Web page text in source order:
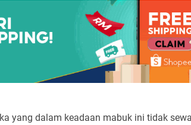
yang dalam keadaan mabuk ini tidak